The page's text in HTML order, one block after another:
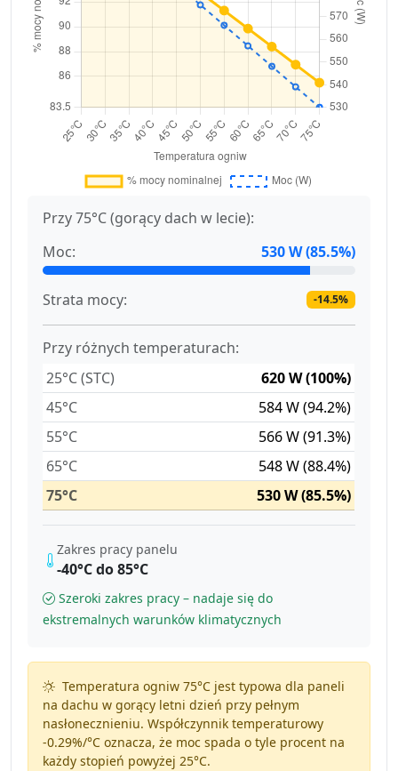
Przy 75°C (gorący dach w lecie):
Moc:
530 W (85.5%)
Strata mocy: -14.5%
Przy różnych temperaturach:
25°C (STC)
620 W (100%)
45°C
584 W (94.2%)
55°C
566 W (91.3%)
65°C
548 W (88.4%)
75°C
530 W (85.5%)
Zakres pracy panelu
-40°C do 85°C
Szeroki zakres pracy – nadaje się do
ekstremalnych warunków klimatycznych
Temperatura ogniw 75°C jest typowa dla paneli
na dachu w gorący letni dzień przy pełnym
nasłonecznieniu. Współczynnik temperaturowy
-0.29%/°Coznacza, że moc spada o tyle procent na
każdy stopień powyżej 25°C.